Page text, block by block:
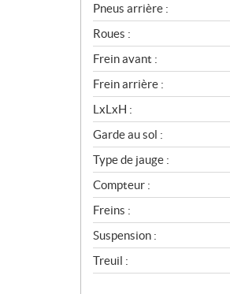
Pneus arrière :
Roues :
Frein avant :
Frein arrière :
LxLxH :
Garde au sol :
Type de jauge :
Compteur :
Freins :
Suspension :
Treuil :